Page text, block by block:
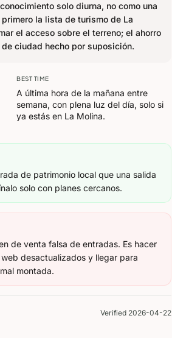
solo diurna, no como una
la lista de turismo de La
el acceso sobre el terreno; el ahorro
ciudad hecho por suposición.
BEST TIME
A última hora de la mañana entre
semana, con plena luz del día, solo si
ya estás en La Molina.
de patrimonio local que una salida
solo con planes cercanos.
de venta falsa de entradas. Es hacer
desactualizados y llegar para
montada.
Verified 2026-04-22